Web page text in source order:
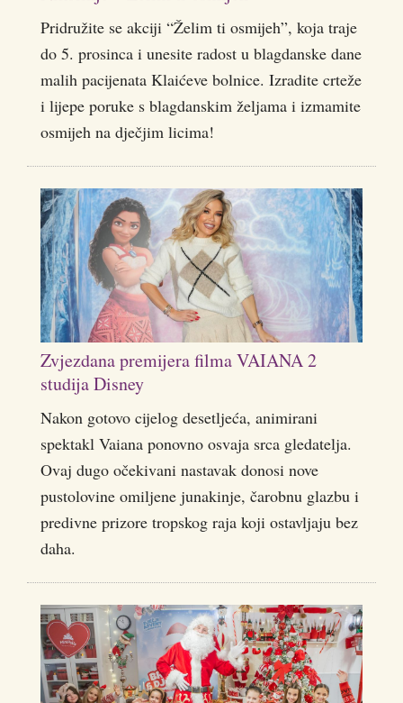
Pridružite se akciji “Želim ti osmijeh”, koja traje
do 5. prosinca i unesite radost u blagdanske dane
malih pacijenata Klaićeve bolnice. Izradite crteže
i lijepe poruke s blagdanskim željama i izmamite
osmijeh na dječjim licima!
Zvjezdana premijera filma VAIANA 2
studija Disney
Nakon gotovo cijelog desetljeća, animirani
spektakl Vaiana ponovno osvaja srca gledatelja.
Ovaj dugo očekivani nastavak donosi nove
pustolovine omiljene junakinje, čarobnu glazbu i
predivne prizore tropskog raja koji ostavljaju bez
daha.